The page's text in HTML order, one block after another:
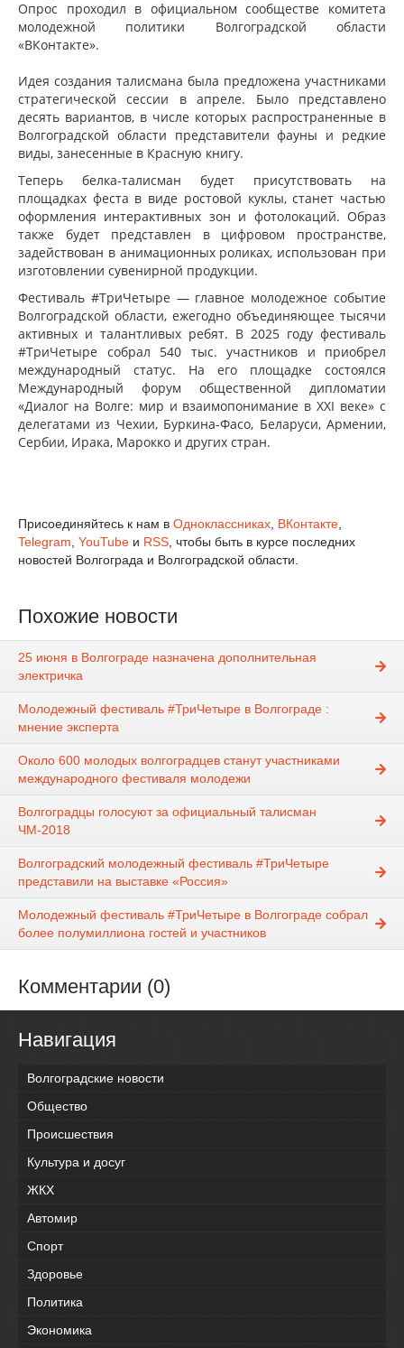
Опрос проходил в официальном сообществе комитета
молодежной политики Волгоградской области
«ВКонтакте».
Идея создания талисмана была предложена участниками
стратегической сессии в апреле. Было представлено
десять вариантов, в числе которых распространенные в
Волгоградской области представители фауны и редкие
виды, занесенные в Красную книгу.
Теперь белка-талисман будет присутствовать на
площадках феста в виде ростовой куклы, станет частью
оформления интерактивных зон и фотолокаций. Образ
также будет представлен в цифровом пространстве,
задействован в анимационных роликах, использован при
изготовлении сувенирной продукции.
Фестиваль #ТриЧетыре — главное молодежное событие
Волгоградской области, ежегодно объединяющее тысячи
активных и талантливых ребят. В 2025 году фестиваль
#ТриЧетыре собрал 540 тыс. участников и приобрел
международный статус. На его площадке состоялся
Международный форум общественной дипломатии
«Диалог на Волге: мир и взаимопонимание в XXI веке» с
делегатами из Чехии, Буркина-Фасо, Беларуси, Армении,
Сербии, Ирака, Марокко и других стран.
Присоединяйтесь к нам в Одноклассниках ВКонтакте
Telegram YouTube и RSS , чтобы быть в курсе последних
новостей Волгограда и Волгоградской области.
Похожие новости
25 июня в Волгограде назначена дополнительная
электричка
Молодежный фестиваль #ТриЧетыре в Волгограде :
мнение эксперта
Около 600 молодых волгоградцев станут участниками
международного фестиваля молодежи
Волгоградцы голосуют за официальный талисман
ЧМ-2018
Волгоградский молодежный фестиваль #ТриЧетыре
представили на выставке «Россия»
Молодежный фестиваль #ТриЧетыре в Волгограде собрал
более полумиллиона гостей и участников
Комментарии (0)
Навигация
Волгоградские новости
Общество
Происшествия
Культура и досуг
ЖКХ
Автомир
Спорт
Здоровье
Политика
Экономика